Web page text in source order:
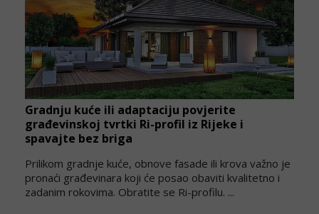
Gradnju kuće ili adaptaciju povjerite
građevinskoj tvrtki Ri-profil iz Rijeke i
spavajte bez briga
Prilikom gradnje kuće, obnove fasade ili krova važno je
pronaći građevinara koji će posao obaviti kvalitetno i
zadanim rokovima. Obratite se Ri-profilu. ...